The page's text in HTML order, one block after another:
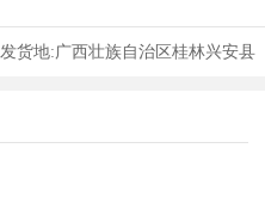
发货地:广西壮族自治区桂林兴安县